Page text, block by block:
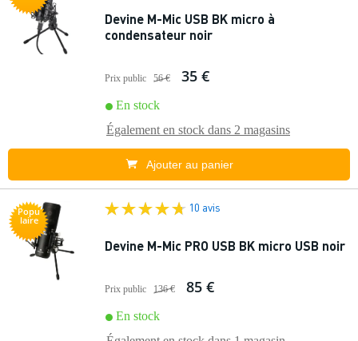
Devine M-Mic USB BK micro à
condensateur noir
Prix public 56 € 35 €
En stock
Également en stock dans 2 magasins
Ajouter au panier
Popu
laire
10 avis
Devine M-Mic PRO USB BK micro USB noir
Prix public 136 € 85 €
En stock